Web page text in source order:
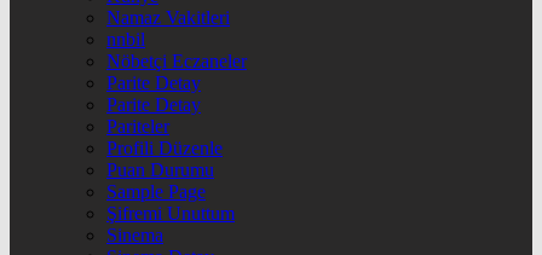
Namaz Vakitleri
nnbil
Nöbetçi Eczaneler
Parite Detay
Parite Detay
Pariteler
Profili Düzenle
Puan Durumu
Sample Page
Şifremi Unuttum
Sinema